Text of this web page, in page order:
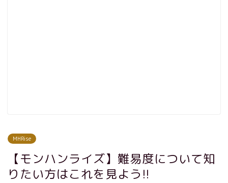
MHRise
【モンハンライズ】難易度について知
りたい方はこれを見よう!!